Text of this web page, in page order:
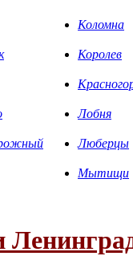
Коломна
Королев
Лобня
Люберцы
Мытищи